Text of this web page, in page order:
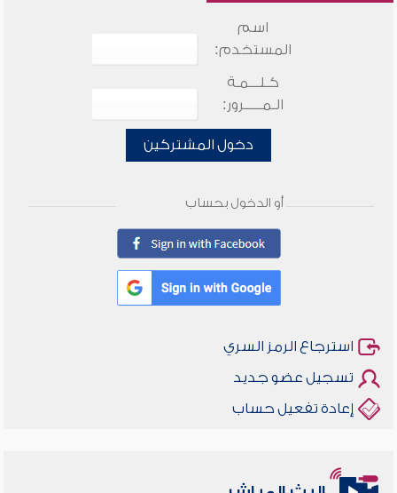
اسم
المستخدم:
كـلـــمـة
الـمـــــرور:
دخول المشتركين
أو الدخول بحساب
استرجاع الرمز السري
تسجيل عضو جديد
إعادة تفعيل حساب